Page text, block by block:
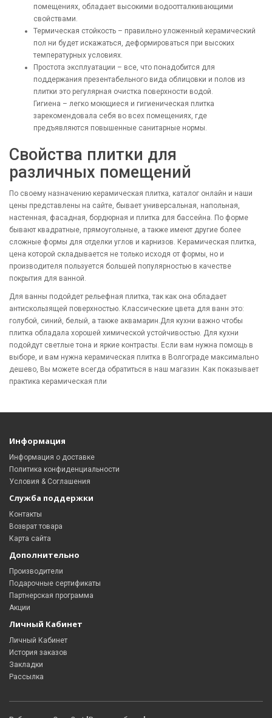
помещениях, обладает высокими водоотталкивающими
свойствами.
Термическая стойкость – правильно уложенный керамический
пол ни будет искажаться, деформироваться при высоких
температурных условиях.
Простота эксплуатации – все, что понадобится для
поддержания презентабельного вида облицовки и полов из
плитки это регулярная очистка поверхности водой.
Гигиена – легко моющиеся и гигиеническая плитка
зарекомендовала себя во всех помещениях, где
предъявляются повышенные санитарные нормы.
Свойства плитки для
различных помещений
По своему назначению керамическая плитка, каталог онлайн и наши
цены представлены на сайте, бывает универсальная, напольная,
настенная, фасадная, бордюрная и плитка для бассейна. По форме
бывают квадратные, прямоугольные, а также имеют другие более
сложные формы для отделки углов и карнизов. Керамическая плитка,
цена которой складывается не только исходя от формы, но и
производителя пользуется большей популярностью в качестве
покрытия для ванной.
Для ванны подойдет рельефная плитка, так как она обладает
антискользящей поверхностью. Классические цвета для ванн это:
голубой, синий, белый, а также аквамарин.Для кухни важно чтобы
плитка обладала хорошей химической устойчивостью. Для кухни
подойдут светлые тона и яркие контрасты. Если вам нужна помощь в
выборе, и вам нужна керамическая плитка в Волгограде максимально
дешево, Вы можете всегда обратиться в наш магазин. Как показывает
практика керамическая пли
Информация
Информация о доставке
Политика конфиденциальности
Условия & Соглашения
Служба поддержки
Контакты
Возврат товара
Карта сайта
Дополнительно
Производители
Подарочные сертификаты
Партнерская программа
Акции
Личный Кабинет
Личный Кабинет
История заказов
Закладки
Рассылка